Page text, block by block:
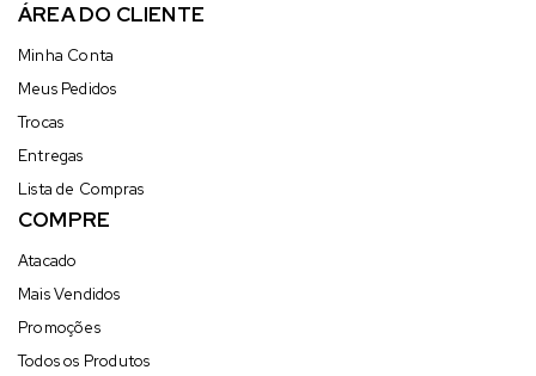
ÁREA DO CLIENTE
Minha Conta
Meus Pedidos
Trocas
Entregas
Lista de Compras
COMPRE
Atacado
Mais Vendidos
Promoções
Todos os Produtos